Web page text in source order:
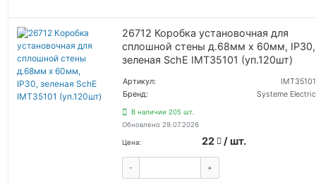
26712 Коробка установочная для
сплошной стены д.68мм х 60мм, IP30,
зеленая SchE IMT35101 (уп.120шт)
Артикул:
IMT35101
Бренд:
Systeme Electric
В наличии 205 шт.
Обновлено 29.07.2026
Цена: 22 / шт.
- +